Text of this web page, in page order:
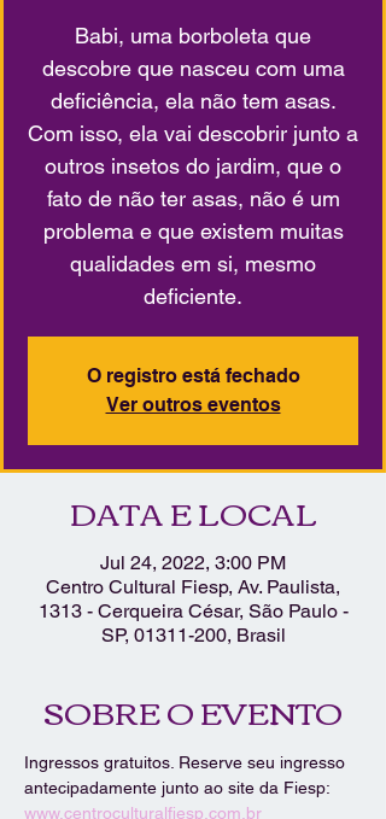
Babi, uma borboleta que
descobre que nasceu com uma
deficiência, ela não tem asas.
Com isso, ela vai descobrir junto a
outros insetos do jardim, que o
fato de não ter asas, não é um
problema e que existem muitas
qualidades em si, mesmo
deficiente.
O registro está fechado
Ver outros eventos
DATA E LOCAL
Jul 24, 2022, 3:00 PM
Centro Cultural Fiesp, Av. Paulista,
1313 - Cerqueira César, São Paulo -
SP, 01311-200, Brasil
SOBRE O EVENTO
Ingressos gratuitos. Reserve seu ingresso
antecipadamente junto ao site da Fiesp:
www.centroculturalfiesp.com.br